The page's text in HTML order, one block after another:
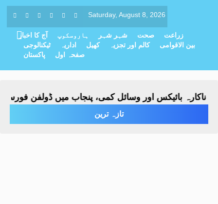
Saturday, August 8, 2026
آج کا اخبار ہاروسکوپ شہر شہر صحت
زراعت
ٹیکنالوجی
اداریہ کھیل کالم اور تجزیہ
بین الاقوامی
پاکستان
صفحہ اول
بائیکس اور وسائل کمی، پنجاب میں ڈولفن فورس ختم
تازہ ترین